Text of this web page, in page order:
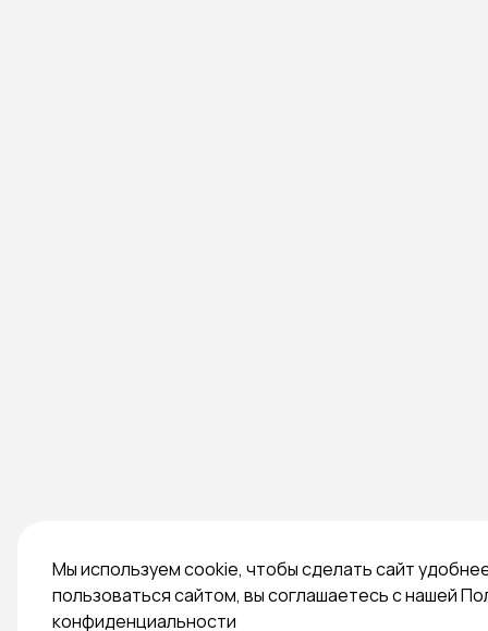
Мы используем cookie, чтобы сделать сайт
пользоваться сайтом, вы соглашаетесь с нашей
конфиденциальности